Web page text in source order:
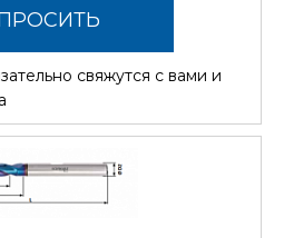
свяжутся с вами и